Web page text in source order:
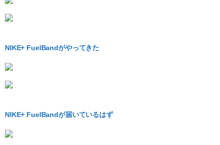
NIKE+ FuelBandがやってきた
NIKE+ FuelBandが届いているはず